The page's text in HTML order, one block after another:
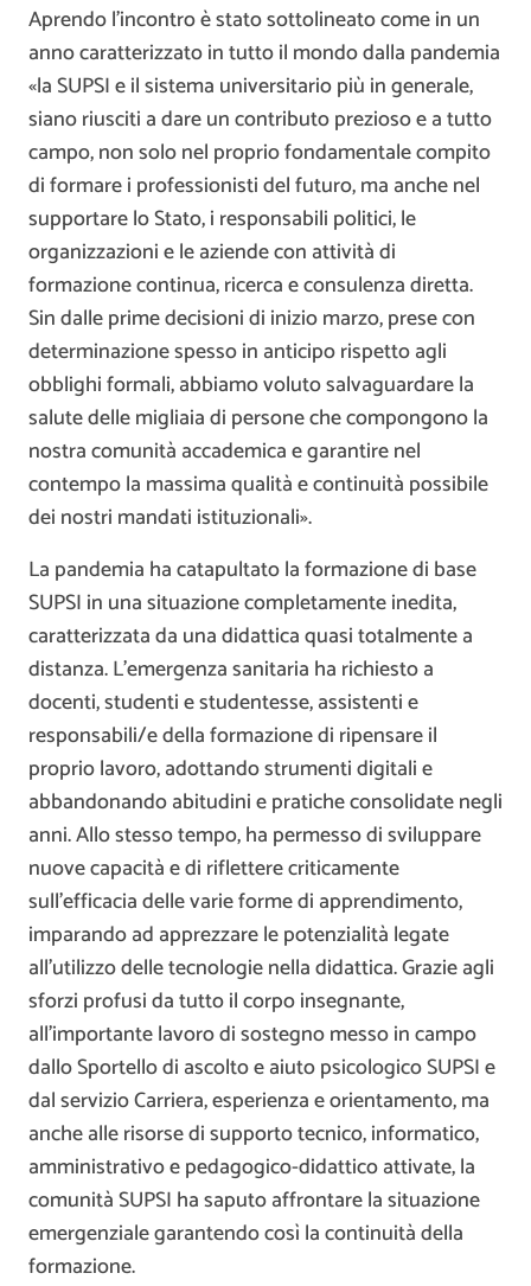
Aprendo l’incontro è stato sottolineato come in un
anno caratterizzato in tutto il mondo dalla pandemia
«la SUPSI e il sistema universitario più in generale,
siano riusciti a dare un contributo prezioso e a tutto
campo, non solo nel proprio fondamentale compito
di formare i professionisti del futuro, ma anche nel
supportare lo Stato, i responsabili politici, le
organizzazioni e le aziende con attività di
formazione continua, ricerca e consulenza diretta.
Sin dalle prime decisioni di inizio marzo, prese con
determinazione spesso in anticipo rispetto agli
obblighi formali, abbiamo voluto salvaguardare la
salute delle migliaia di persone che compongono la
nostra comunità accademica e garantire nel
contempo la massima qualità e continuità possibile
dei nostri mandati istituzionali».
La pandemia ha catapultato la formazione di base
SUPSI in una situazione completamente inedita,
caratterizzata da una didattica quasi totalmente a
distanza. L’emergenza sanitaria ha richiesto a
docenti, studenti e studentesse, assistenti e
responsabili/e della formazione di ripensare il
proprio lavoro, adottando strumenti digitali e
abbandonando abitudini e pratiche consolidate negli
anni. Allo stesso tempo, ha permesso di sviluppare
nuove capacità e di riflettere criticamente
sull’efficacia delle varie forme di apprendimento,
imparando ad apprezzare le potenzialità legate
all’utilizzo delle tecnologie nella didattica. Grazie agli
sforzi profusi da tutto il corpo insegnante,
all’importante lavoro di sostegno messo in campo
dallo Sportello di ascolto e aiuto psicologico SUPSI e
dal servizio Carriera, esperienza e orientamento, ma
anche alle risorse di supporto tecnico, informatico,
amministrativo e pedagogico-didattico attivate, la
comunità SUPSI ha saputo affrontare la situazione
emergenziale garantendo così la continuità della
formazione.